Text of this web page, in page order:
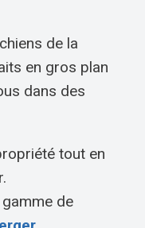
de la
en gros plan
dans des
tout en
de